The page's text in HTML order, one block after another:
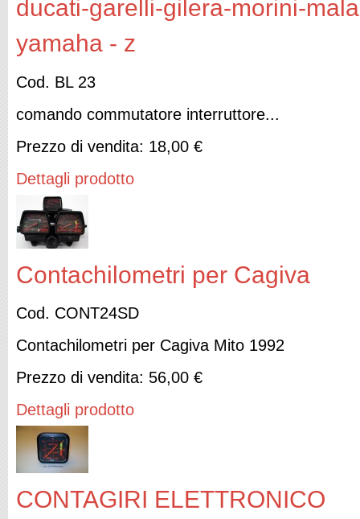
ducati-garelli-gilera-morini-
yamaha - z
Cod. BL 23
comando commutatore interruttore...
Prezzo di vendita: 18,00 €
Dettagli prodotto
Contachilometri per Cagiva
Cod. CONT24SD
Contachilometri per Cagiva Mito 1992
Prezzo di vendita: 56,00 €
Dettagli prodotto
CONTAGIRI ELETTRONICO